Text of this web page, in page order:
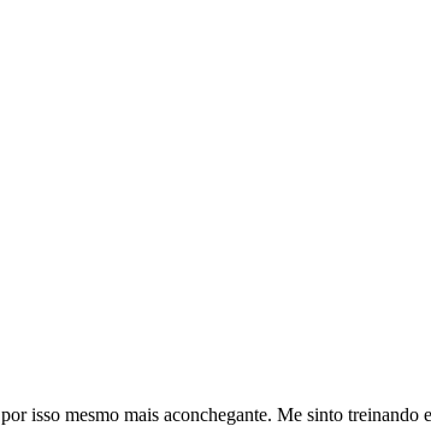
isso mesmo mais aconchegante. Me sinto treinando